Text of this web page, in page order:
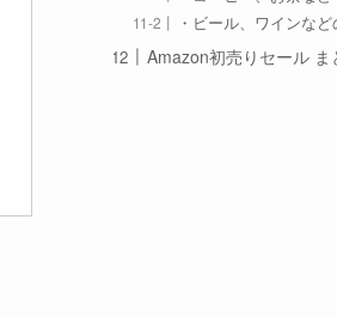
・ビール、ワインな
Amazon初売りセール ま